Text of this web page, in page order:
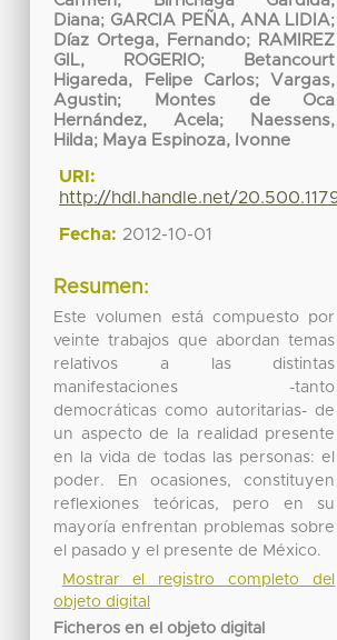
Diana; GARCIA PEÑA, ANA LIDIA;
Díaz Ortega, Fernando;
RAMIREZ
GIL, ROGERIO;
Betancourt
Higareda, Felipe Carlos; Vargas,
Agustin;
Montes de Oca
Hernández, Acela;
Naessens,
Hilda; Maya Espinoza, Ivonne
URI:
http://hdl.handle.net/
Fecha: 2012-10-01
Resumen:
Este volumen está compuesto por
veinte trabajos que abordan temas
relativos a las distintas
manifestaciones -tanto
democráticas como autoritarias- de
un aspecto de la realidad presente
en la vida de todas las personas: el
poder. En ocasiones, constituyen
reflexiones teóricas, pero en su
mayoría enfrentan problemas sobre
el pasado y el presente de México.
Mostrar el registro completo del
objeto digital
Ficheros en el objeto digital